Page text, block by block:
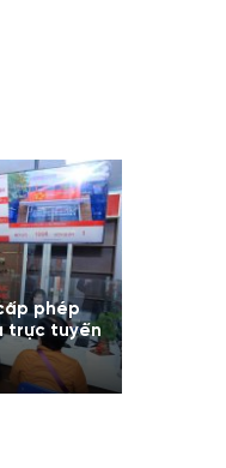
phép
trực tuyến